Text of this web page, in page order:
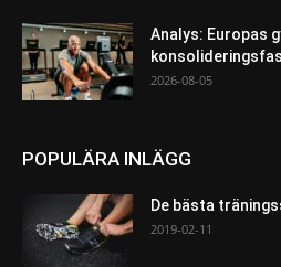
Analys: Europas
2026-08-05
POPULÄRA INLÄGG
De bästa
2019-02-11